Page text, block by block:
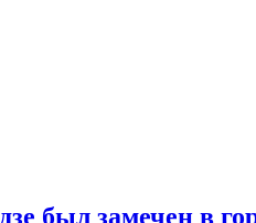
был замечен в